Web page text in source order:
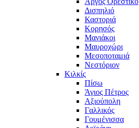
Δισπηλιό
Καστοριά
Κορησός
Μανιάκοι
Μαυροχώρι
Μεσοποταμιά
Νεστόριον
Κιλκίς
Πίσω
Άγιος Πέτρος
Αξιούπολη
Γαλλικός
Γουμένισσα